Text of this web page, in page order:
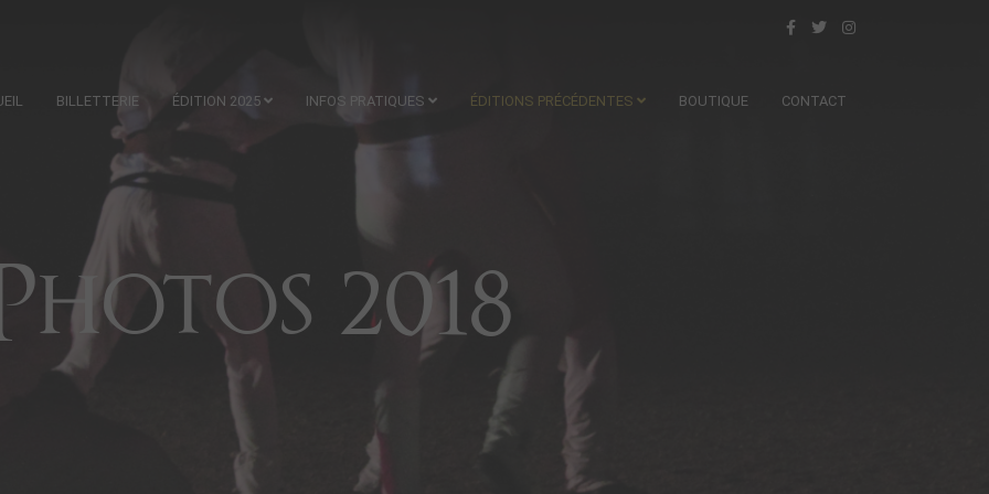
BILLETTERIE ÉDITION 2025 INFOS PRATIQUES ÉDITIONS PRÉCÉDENTES BOUTIQUE CONTACT
2018